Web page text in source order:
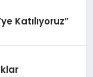
Katılıyoruz”